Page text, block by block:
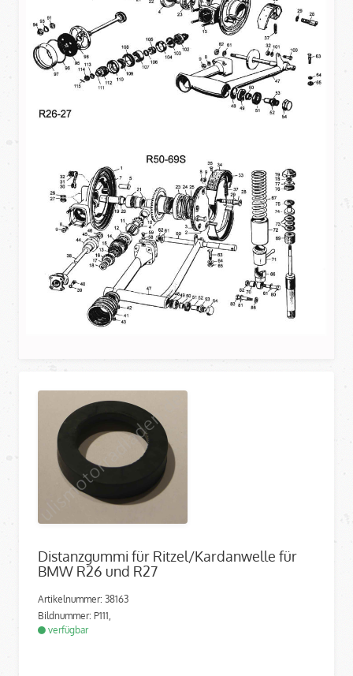
Distanzgummi für Ritzel/Kardanwelle für
BMW R26 und R27
Artikelnummer: 38163
Bildnummer: P111,
verfügbar